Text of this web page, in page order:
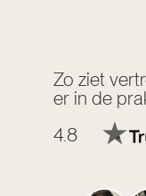
Zo ziet
er in de
4.8